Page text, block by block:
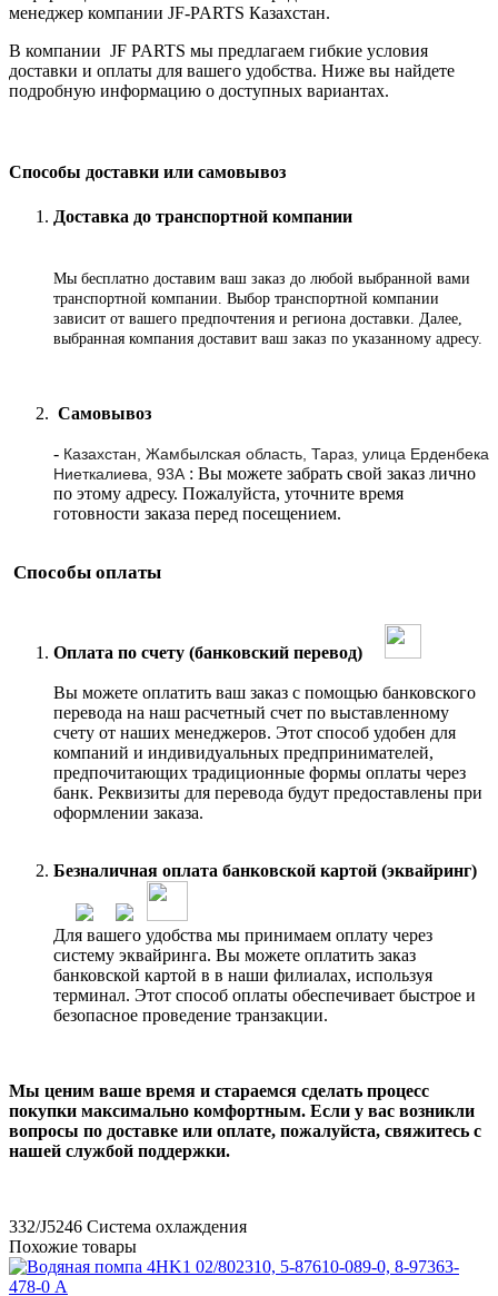
менеджер компании JF-PARTS Казахстан.
В компании JF PARTS мы предлагаем гибкие условия
доставки и оплаты для вашего удобства. Ниже вы найдете
подробную информацию о доступных вариантах.
Способы доставки или самовывоз
Доставка до транспортной компании
Мы бесплатно доставим ваш заказ до любой выбранной вами
транспортной компании. Выбор транспортной компании
зависит от вашего предпочтения и региона доставки. Далее,
выбранная компания доставит ваш заказ по указанному адресу.
Самовывоз
- Казахстан, Жамбылская область, Тараз, улица Ерденбека
Ниеткалиева, 93А : Вы можете забрать свой заказ лично
по этому адресу. Пожалуйста, уточните время
готовности заказа перед посещением.
Способы оплаты
Оплата по счету (банковский перевод)
Вы можете оплатить ваш заказ с помощью банковского
перевода на наш расчетный счет по выставленному
счету от наших менеджеров. Этот способ удобен для
компаний и индивидуальных предпринимателей,
предпочитающих традиционные формы оплаты через
банк. Реквизиты для перевода будут предоставлены при
оформлении заказа.
Безналичная оплата банковской картой (эквайринг)
Для вашего удобства мы принимаем оплату через
систему эквайринга. Вы можете оплатить заказ
банковской картой в в наши филиалах, используя
терминал. Этот способ оплаты обеспечивает быстрое и
безопасное проведение транзакции.
Мы ценим ваше время и стараемся сделать процесс
покупки максимально комфортным. Если у вас возникли
вопросы по доставке или оплате, пожалуйста, свяжитесь с
нашей службой поддержки.
332/J5246 Система охлаждения
Похожие товары